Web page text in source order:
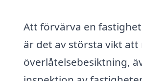
Att förvärva en
är det av största vikt
överlåtelsebesiktning,